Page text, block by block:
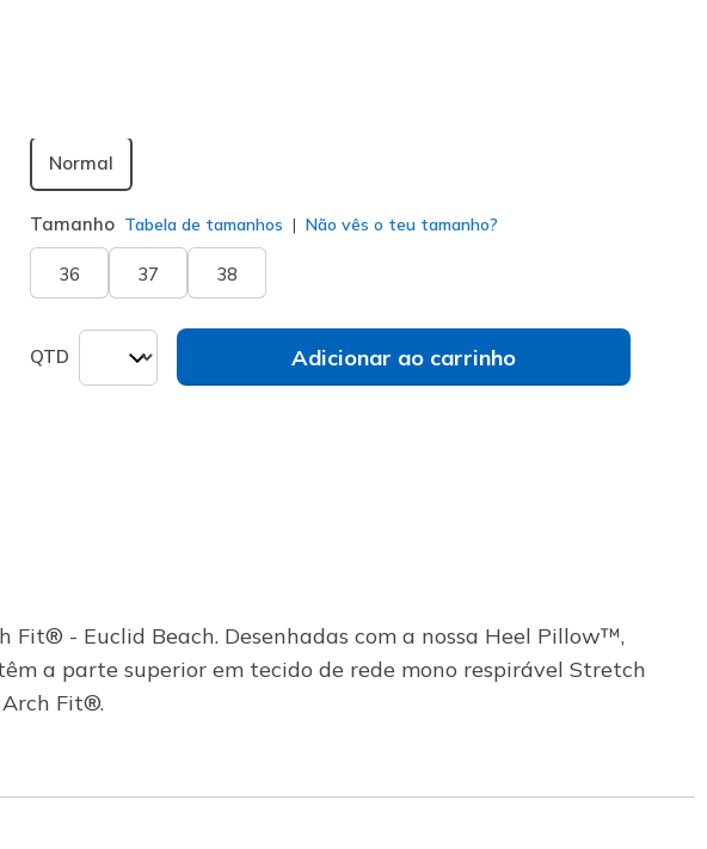
Normal
Tamanho Tabela de tamanhos Não vês o teu tamanho?
36 37 38
QTD Adicionar ao carrinho
Fit® - Euclid Beach. Desenhadas com a nossa Heel Pillow™,
a parte superior em tecido de rede mono respirável Stretch
Fit®.